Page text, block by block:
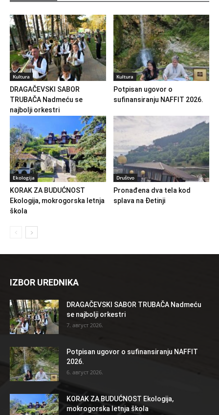
Kultura
DRAGAČEVSKI SABOR
TRUBAČA Nadmeću se
najbolji orkestri
Kultura
Potpisan ugovor o
sufinansiranju NAFFIT 2026.
Ekologija
KORAK ZA BUDUĆNOST
Ekologija, mokrogorska letnja
škola
Društvo
Pronađena dva tela kod
splava na Đetinji
IZBOR UREDNIKA
DRAGAČEVSKI SABOR TRUBAČA Nadmeću
se najbolji orkestri
7. август 2026.
Potpisan ugovor o sufinansiranju NAFFIT
2026.
6. август 2026.
KORAK ZA BUDUĆNOST Ekologija,
mokrogorska letnja škola